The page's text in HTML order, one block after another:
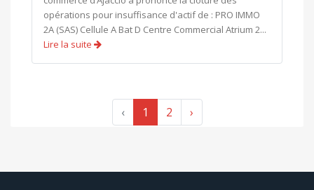
opérations pour insuffisance d'actif de : PRO IMMO
2A (SAS) Cellule A Bat D Centre Commercial Atrium 2...
Lire la suite
‹ 1 2 ›